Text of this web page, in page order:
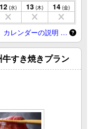
12 (水) 13 (木) 14 (金)
カレンダーの説明 …
牛すき焼きプラン